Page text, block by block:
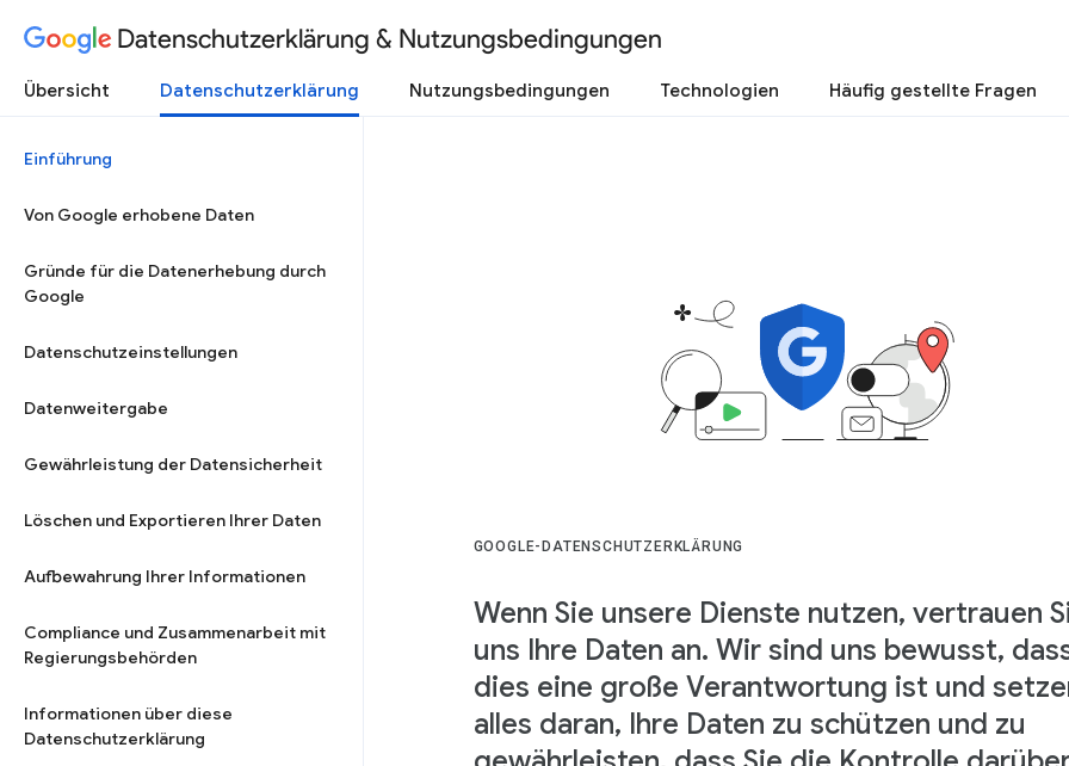
Datenschutzerklärung & Nutzungsbedingungen
Übersicht Datenschutzerklärung Nutzungsbedingungen Technologien Häufig gestellte Fragen
Einführung
Von Google erhobene Daten
Gründe für die Datenerhebung durch
Google
Datenschutzeinstellungen
Datenweitergabe
Gewährleistung der Datensicherheit
Löschen und Exportieren Ihrer Daten
Aufbewahrung Ihrer Informationen
Compliance und Zusammenarbeit mit
Regierungsbehörden
Informationen über diese
Datenschutzerklärung
GOOGLE-DATENSCHUTZERKLÄRUNG
Wenn Sie unsere Dienste nutzen, vertrauen
uns Ihre Daten an. Wir sind uns bewusst,
dies eine große Verantwortung ist und
alles daran, Ihre Daten zu schützen und zu